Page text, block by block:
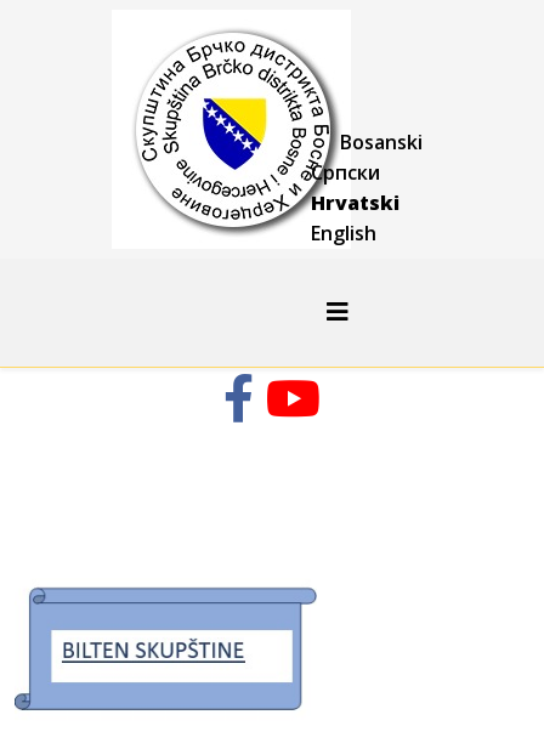
Bosanski
Српски
Hrvatski
English